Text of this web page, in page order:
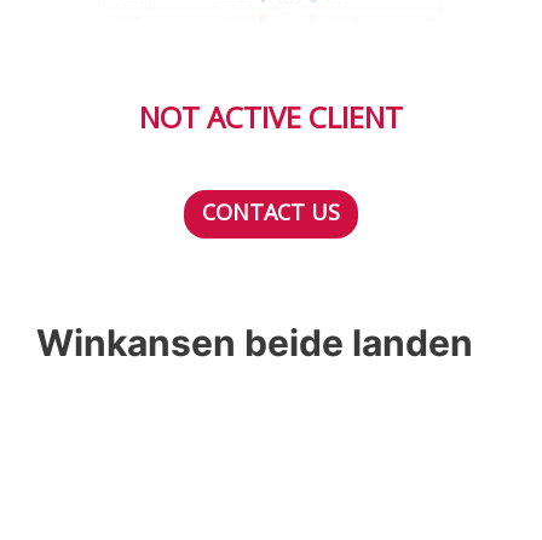
NOT ACTIVE CLIENT
CONTACT US
Winkansen beide landen